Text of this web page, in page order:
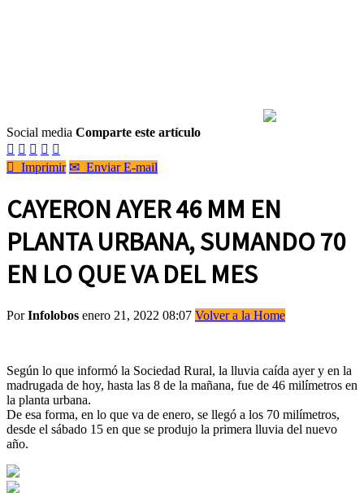
Social media Comparte este artículo
    
 Imprimir ✉ Enviar E-mail
CAYERON AYER 46 MM EN
PLANTA URBANA, SUMANDO 70
EN LO QUE VA DEL MES
PorInfolobos enero 21, 2022 08:07 Volver a la Home
Según lo que informó la Sociedad Rural, la lluvia caída ayer y en la
madrugada de hoy, hasta las 8 de la mañana, fue de 46 milímetros en
la planta urbana.
De esa forma, en lo que va de enero, se llegó a los 70 milímetros,
desde el sábado 15 en que se produjo la primera lluvia del nuevo
año.